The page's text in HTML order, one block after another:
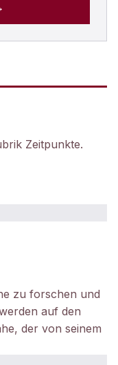
Zeitpunkte.
zu forschen und
auf den
der von seinem